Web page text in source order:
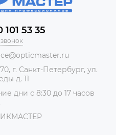
101 53 35
г. Санкт-Петербург, ул.
д. 11
дни с 8:30 до 17 часов